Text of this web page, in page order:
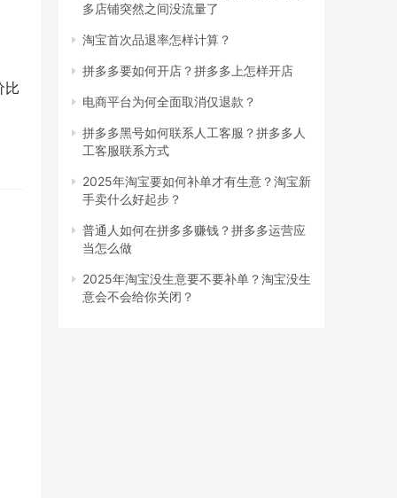
比
多店铺突然之间没流量了
淘宝首次品退率怎样计算？
拼多多要如何开店？拼多多上怎样开店
电商平台为何全面取消仅退款？
拼多多黑号如何联系人工客服？拼多多人
工客服联系方式
2025年淘宝要如何补单才有生意？淘宝新
手卖什么好起步？
普通人如何在拼多多赚钱？拼多多运营应
当怎么做
2025年淘宝没生意要不要补单？淘宝没生
意会不会给你关闭？